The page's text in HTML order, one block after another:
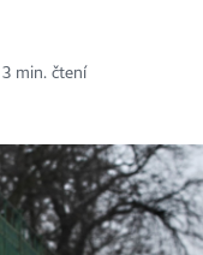
3 min. čtení